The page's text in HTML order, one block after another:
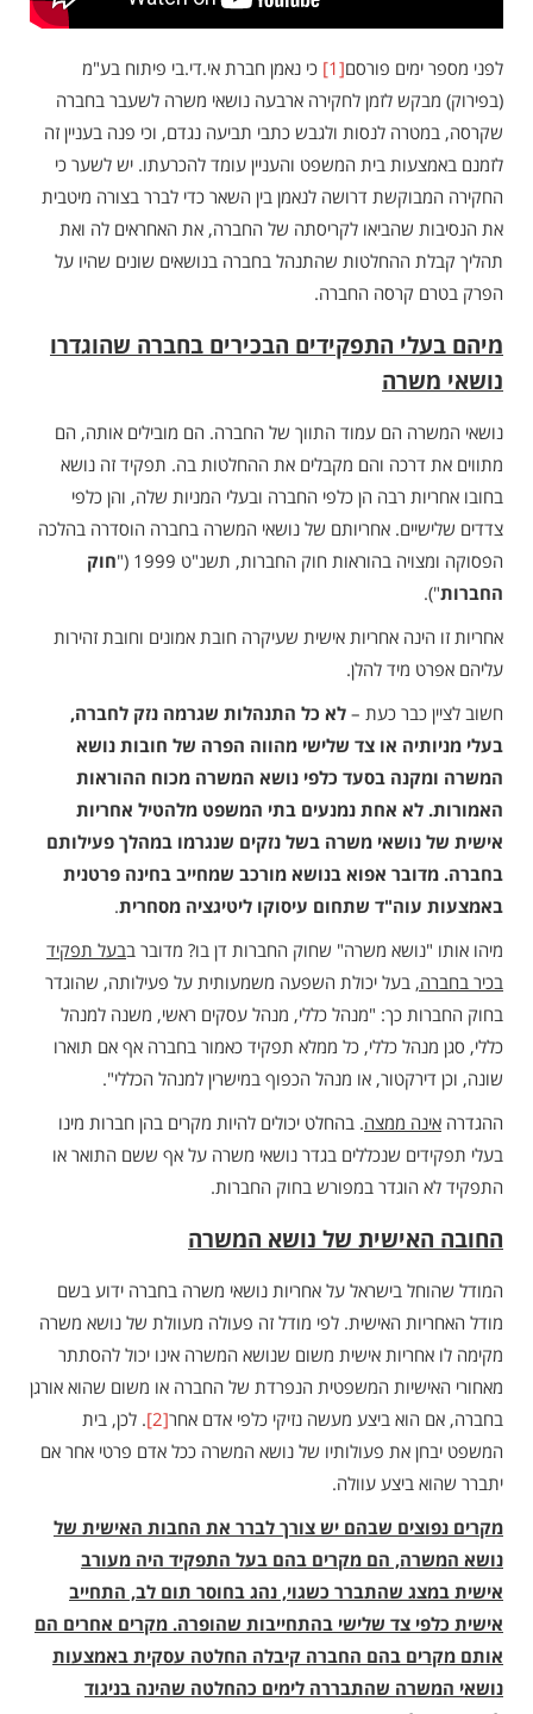
לפני מספר ימים פורסם[1]
כי נאמן חברת אי.די.בי פיתוח בע"מ
(בפירוק) מבקש לזמן לחקירה ארבעה נושאי משרה לשעבר בחברה
שקרסה, במטרה לנסות ולגבש כתבי תביעה נגדם, וכי פנה בעניין זה
לזמנם באמצעות בית המשפט והעניין עומד להכרעתו. יש לשער כי
החקירה המבוקשת דרושה לנאמן בין השאר כדי לברר בצורה מיטבית
את הנסיבות שהביאו לקריסתה של החברה, את האחראים לה ואת
תהליך קבלת ההחלטות שהתנהל בחברה בנושאים שונים שהיו על
הפרק בטרם קרסה החברה.
מיהם בעלי התפקידים הבכירים בחברה שהוגדרו
נושאי משרה
נושאי המשרה הם עמוד התווך של החברה. הם מובילים אותה, הם
מתווים את דרכה והם מקבלים את ההחלטות בה. תפקיד זה נושא
בחובו אחריות רבה הן כלפי החברה ובעלי המניות שלה, והן כלפי
צדדים שלישיים. אחריותם של נושאי המשרה בחברה הוסדרה בהלכה
הפסוקה ומצויה בהוראות חוק החברות, תשנ"ט 1999 ("
חוק
החברות").
אחריות זו הינה אחריות אישית שעיקרה חובת אמונים וחובת זהירות
עליהם אפרט מיד להלן.
חשוב לציין כבר כעת – לא כל התנהלות שגרמה נזק לחברה,
בעלי מניותיה או צד שלישי מהווה הפרה של חובות נושא
המשרה ומקנה בסעד כלפי נושא המשרה מכוח ההוראות
האמורות. לא אחת נמנעים בתי המשפט מלהטיל אחריות
אישית של נושאי משרה בשל נזקים שנגרמו במהלך פעילותם
בחברה. מדובר אפוא בנושא מורכב שמחייב בחינה פרטנית
באמצעות עוה"ד שתחום עיסוקו ליטיגציה מסחרית.
מיהו אותו "נושא משרה" שחוק החברות דן בו? מדובר בבעל תפקיד
בכיר בחברה, בעל יכולת השפעה משמעותית על פעילותה, שהוגדר
בחוק החברות כך: "מנהל כללי, מנהל עסקים ראשי, משנה למנהל
כללי, סגן מנהל כללי, כל ממלא תפקיד כאמור בחברה אף אם תוארו
שונה, וכן דירקטור, או מנהל הכפוף במישרין למנהל הכללי".
ההגדרה אינה ממצה. בהחלט יכולים להיות מקרים בהן חברות מינו
בעלי תפקידים שנכללים בגדר נושאי משרה על אף ששם התואר או
התפקיד לא הוגדר במפורש בחוק החברות.
החובה האישית של נושא המשרה
המודל שהוחל בישראל על אחריות נושאי משרה בחברה ידוע בשם
מודל האחריות האישית. לפי מודל זה פעולה מעוולת של נושא משרה
מקימה לו אחריות אישית משום שנושא המשרה אינו יכול להסתתר
מאחורי האישיות המשפטית הנפרדת של החברה או משום שהוא אורגן
בחברה, אם הוא ביצע מעשה נזיקי כלפי אדם אחר[2]
. לכן, בית
המשפט יבחן את פעולותיו של נושא המשרה ככל אדם פרטי אחר אם
יתברר שהוא ביצע עוולה.
מקרים נפוצים שבהם יש צורך לברר את החבות האישית של
נושא המשרה, הם מקרים בהם בעל התפקיד היה מעורב
אישית במצג שהתברר כשגוי, נהג בחוסר תום לב, התחייב
אישית כלפי צד שלישי בהתחייבות שהופרה. מקרים אחרים הם
אותם מקרים בהם החברה קיבלה החלטה עסקית באמצעות
נושאי המשרה שהתבררה לימים כהחלטה שהינה בניגוד